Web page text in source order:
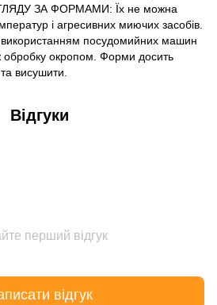
ЗА ФОРМАМИ: Їх не можна
і агресивних миючих засобів.
використанням посудомийних машин
обробку окропом. Форми досить
висушити.
Відгуки
перший відгук
відгук